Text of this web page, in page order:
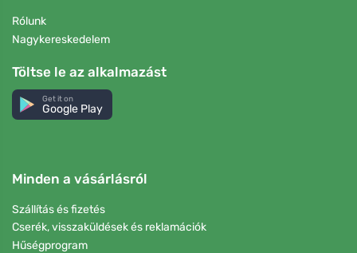
Rólunk
Nagykereskedelem
Töltse le az alkalmazást
Get it on
Google Play
Minden a vásárlásról
Szállítás és fizetés
Cserék, visszaküldések és reklamációk
Hűségprogram